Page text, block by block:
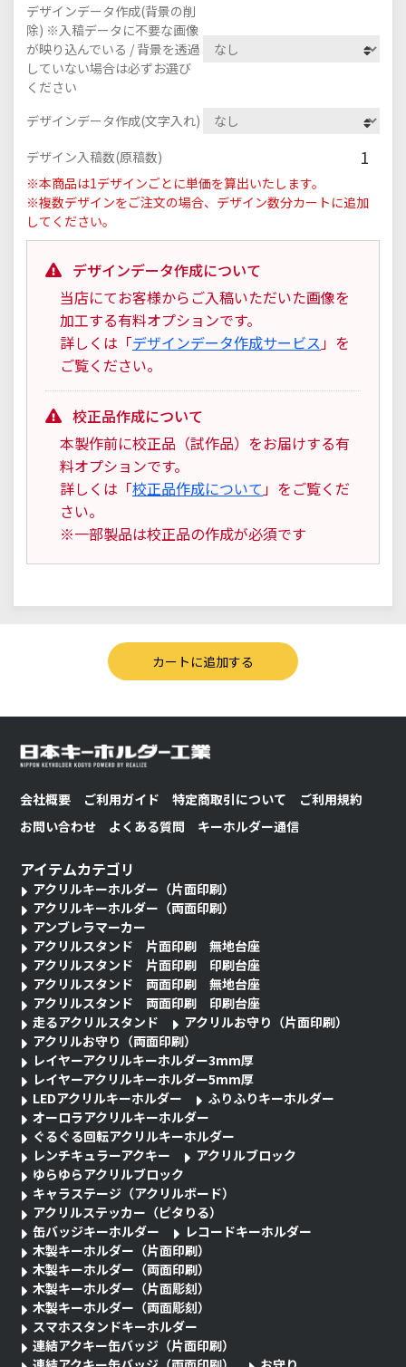
デザインデータ作成(背景の削
除) ※入稿データに不要な画像
が映り込んでいる / 背景を透過
していない場合は必ずお選び
ください
デザインデータ作成(文字入れ)
デザイン入稿数(原稿数) 1
※本商品は1デザインごとに単価を算出いたします。
※複数デザインをご注文の場合、デザイン数分カートに追加
してください。
デザインデータ作成について
当店にてお客様からご入稿いただいた画像を
加工する有料オプションです。
詳しくは「デザインデータ作成サービス」を
ご覧ください。
校正品作成について
本製作前に校正品（試作品）をお届けする有
料オプションです。
詳しくは「校正品作成について」をご覧くだ
さい。
※一部製品は校正品の作成が必須です
会社概要 ご利用ガイド 特定商取引について
ご利用規約
お問い合わせ
よくある質問 キーホルダー通信
アイテムカテゴリ
アクリルキーホルダー（片面印刷）
アクリルキーホルダー（両面印刷）
アンブレラマーカー
アクリルスタンド 片面印刷 無地台座
アクリルスタンド 片面印刷 印刷台座
アクリルスタンド 両面印刷 無地台座
アクリルスタンド 両面印刷 印刷台座
走るアクリルスタンド
アクリルお守り（片面印刷）
アクリルお守り（両面印刷）
レイヤーアクリルキーホルダー3mm厚
レイヤーアクリルキーホルダー5mm厚
LEDアクリルキーホルダー
ふりふりキーホルダー
オーロラアクリルキーホルダー
ぐるぐる回転アクリルキーホルダー
レンチキュラーアクキー
アクリルブロック
ゆらゆらアクリルブロック
キャラステージ（アクリルボード）
アクリルステッカー（ピタりる）
缶バッジキーホルダー
レコードキーホルダー
木製キーホルダー（片面印刷）
木製キーホルダー（両面印刷）
木製キーホルダー（片面彫刻）
木製キーホルダー（両面彫刻）
スマホスタンドキーホルダー
連結アクキー缶バッジ（片面印刷）